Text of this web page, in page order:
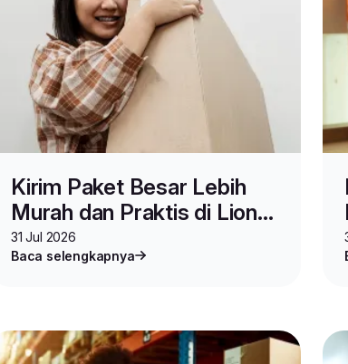
Kirim Paket Besar Lebih
Murah dan Praktis di Lion
Parcel, Pakai Layanan Ini
31 Jul 2026
Baca selengkapnya